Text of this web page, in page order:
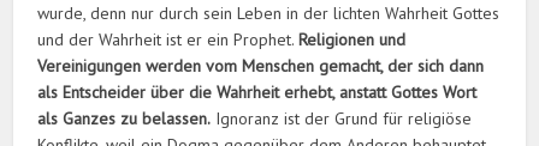
wurde, denn nur durch sein Leben in der lichten Wahrheit Gottes
und der Wahrheit ist er ein Prophet.Religionen und
Vereinigungen werden vom Menschen gemacht, der sich dann
als Entscheider über die Wahrheit erhebt, anstatt Gottes Wort
als Ganzes zu belassen. Ignoranz ist der Grund für religiöse